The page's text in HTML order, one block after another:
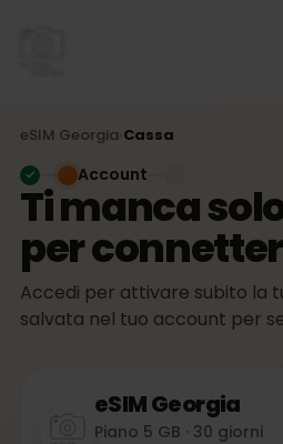
eSIM Georgia Cassa
Ti manca
per
Accedi per attivare subito la
salvata nel tuo account per
Account
eSIMGeorgia
Piano 5 GB · 30 giorni